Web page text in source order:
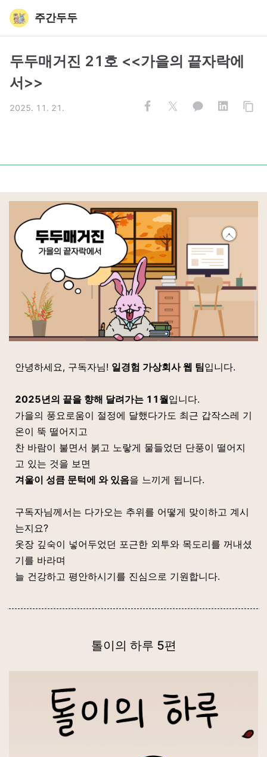
주간두두
두두매거진 21호 <<가을의 끝자락에
서>>
2025. 11. 21.
안녕하세요, 구독자님! 일경험 가상회사 웹 팀입니다.
2025년의 끝을 향해 달려가는 11월입니다.
가을의 풍요로움이 절정에 달했다가도 최근 갑작스레 기
온이 뚝 떨어지고
찬 바람이 불면서 붉고 노랗게 물들었던 단풍이 떨어지
고 있는 것을 보면
겨울이 성큼 문턱에 와 있음을 느끼게 됩니다.
구독자님께서는 다가오는 추위를 어떻게 맞이하고 계시
는지요?
옷장 깊숙이 넣어두었던 포근한 외투와 목도리를 꺼내셨
기를 바라며
늘 건강하고 평안하시기를 진심으로 기원합니다.
톨이의 하루 5편